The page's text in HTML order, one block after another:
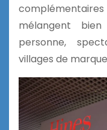
mélangent
personne,
villages de